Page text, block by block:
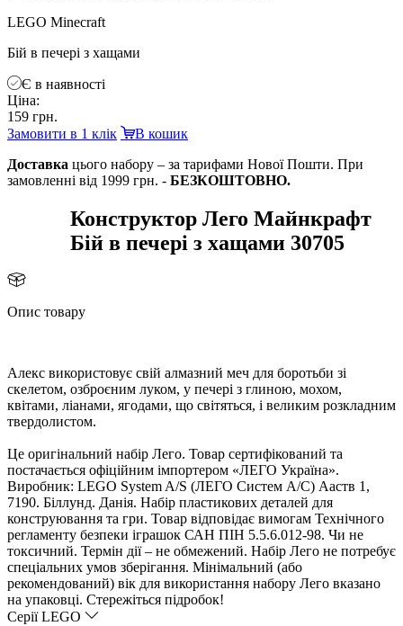
LEGO Minecraft
Бій в печері з хащами
Є в наявності
Ціна:
159 грн.
Замовити в 1 клік
кошик
Доставка цього набору – за тарифами Нової Пошти. При
замовленні від 1999 грн. - БЕЗКОШТОВНО.
Конструктор Лего Майнкрафт
Бій в печері з хащами 30705
Опис товару
Алекс використовує свій алмазний меч для боротьби зі
скелетом, озброєним луком, у печері з глиною, мохом,
квітами, ліанами, ягодами, що світяться, і великим розкладним
твердолистом.
Це оригінальний набір Лего. Товар сертифікований та
постачається офіційним імпортером «ЛЕГО Україна».
иробник: LEGO System A/S (ЛЕГО Систем А/С) Ааств 1,
7190. Біллунд. Данія. Набір пластикових деталей для
конструювання та гри. Товар відповідає вимогам Технічного
регламенту безпеки іграшок САН ПІН 5.5.6.012-98. Чи не
токсичний. Термін дії – не обмежений. Набір Лего не потребує
спеціальних умов зберігання. Мінімальний (або
рекомендований) вік для використання набору Лего вказано
на упаковці. Стережіться підробок!
Серії LEGO